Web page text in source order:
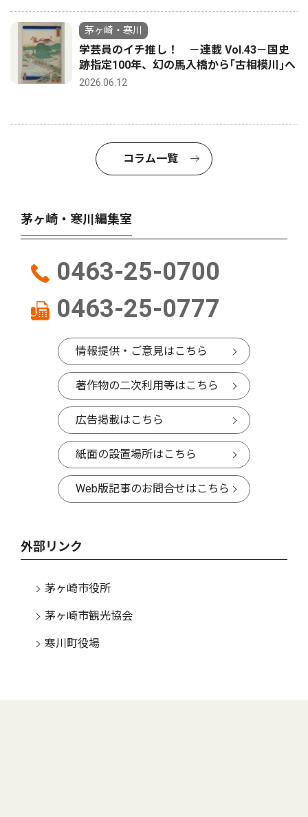
茅ヶ崎・寒川
学芸員のイチ推し！ －連載 Vol.43－国史
跡指定100年、幻の馬入橋から｢古相模川｣へ
2026.06.12
コラム一覧
茅ヶ崎・寒川編集室
0463-25-0700
0463-25-0777
情報提供・ご意見はこちら
著作物の二次利用等はこちら
広告掲載はこちら
紙面の設置場所はこちら
Web版記事のお問合せはこちら
外部リンク
茅ヶ崎市役所
茅ヶ崎市観光協会
寒川町役場